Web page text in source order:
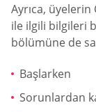
Ayrıca, üyelerin
ile ilgili bilgileri
bölümüne de
Başlarken
Sorunlardan